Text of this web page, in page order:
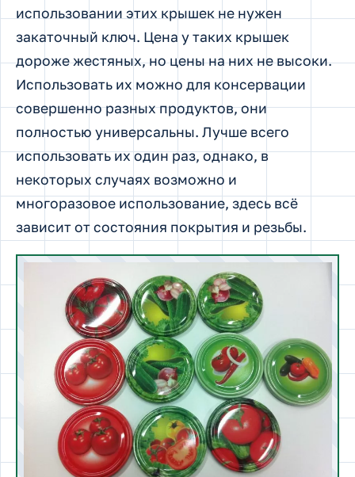
использовании этих крышек не нужен
закаточный ключ. Цена у таких крышек
дороже жестяных, но цены на них не высоки.
Использовать их можно для консервации
совершенно разных продуктов, они
полностью универсальны. Лучше всего
использовать их один раз, однако, в
некоторых случаях возможно и
многоразовое использование, здесь всё
зависит от состояния покрытия и резьбы.